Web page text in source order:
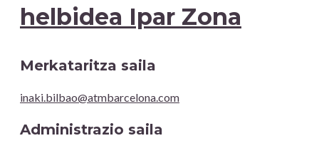
helbidea Ipar Zona
Merkataritza saila
inaki.bilbao@atmbarcelona.com
Administrazio saila